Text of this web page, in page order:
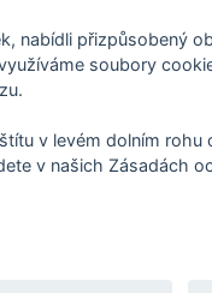
KORESP.
nabídli přizpůsobený
soubory
v levém dolním
v našich Zásadách